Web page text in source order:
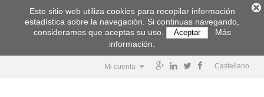
Castellano
Mi cuenta
Este sitio web utiliza cookies para recopilar información
estadística sobre la navegación. Si continuas navegando,
consideramos que aceptas su uso.
Aceptar
Más
información.